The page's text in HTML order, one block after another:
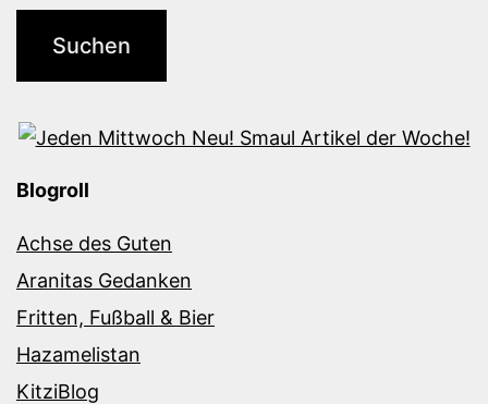
Blogroll
Achse des Guten
Aranitas Gedanken
Fritten, Fußball & Bier
Hazamelistan
KitziBlog